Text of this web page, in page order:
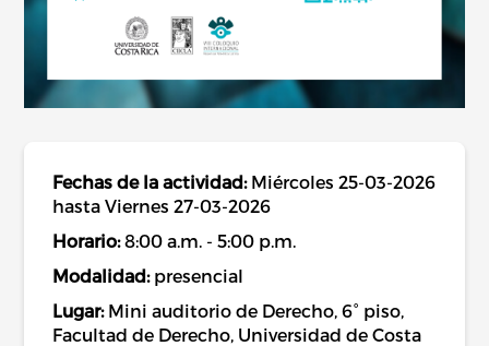
Fechas de la actividad: Miércoles 25-03-2026
hasta Viernes 27-03-2026
Horario:8:00 a.m. - 5:00 p.m.
Modalidad: presencial
Lugar: Mini auditorio de Derecho, 6° piso,
Facultad de Derecho, Universidad de Costa